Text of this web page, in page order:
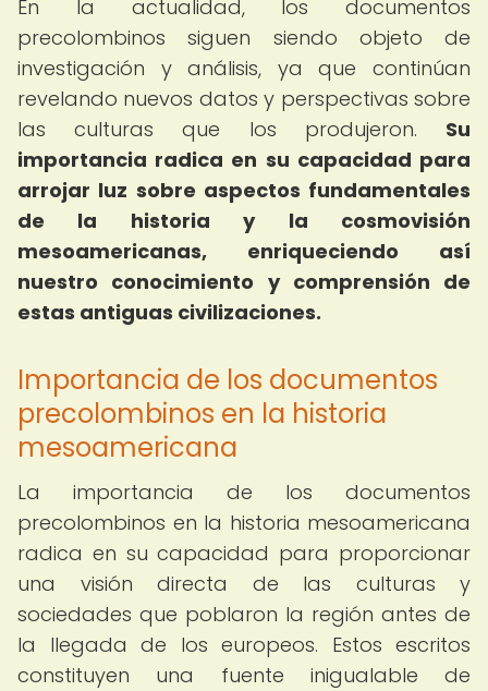
En la actualidad, los documentos
precolombinos siguen siendo objeto de
investigación y análisis, ya que continúan
revelando nuevos datos y perspectivas sobre
las culturas que los produjeron. Su
importancia radica en su capacidad para
arrojar luz sobre aspectos fundamentales
de la historia y la cosmovisión
mesoamericanas, enriqueciendo así
nuestro conocimiento y comprensión de
estas antiguas civilizaciones.
Importancia de los documentos
precolombinos en la historia
mesoamericana
La importancia de los documentos
precolombinos en la historia mesoamericana
radica en su capacidad para proporcionar
una visión directa de las culturas y
sociedades que poblaron la región antes de
la llegada de los europeos. Estos escritos
constituyen una fuente inigualable de